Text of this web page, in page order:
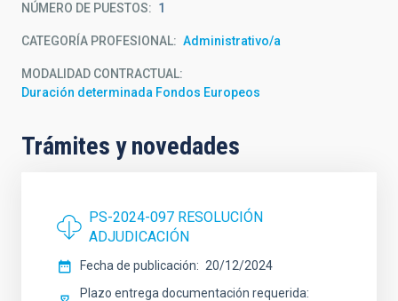
NÚMERO DE PUESTOS 1
CATEGORÍA PROFESIONAL Administrativo/a
MODALIDAD CONTRACTUAL
Duración determinada Fondos Europeos
Trámites y novedades
PS-2024-097 RESOLUCIÓN
ADJUDICACIÓN
Fecha de publicación
20/12/2024
Plazo entrega documentación requerida